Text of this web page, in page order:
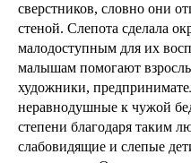
сверстников, словно они
стеной. Слепота сделала
малодоступным для их
малышам помогают
художники,
неравнодушные к чужой
степени благодаря таким
слабовидящие и слепые